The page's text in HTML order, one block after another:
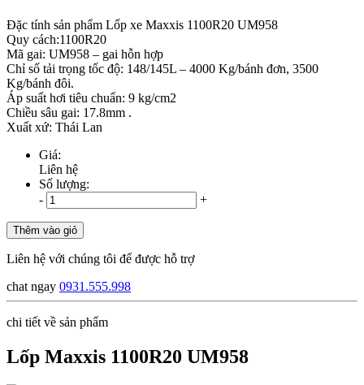
Đặc tính sản phẩm Lốp xe Maxxis 1100R20 UM958
Quy cách:1100R20
Mã gai: UM958 – gai hỗn hợp
Chỉ số tải trọng tốc độ: 148/145L – 4000 Kg/bánh đơn, 3500
Kg/bánh đôi.
Áp suất hơi tiêu chuẩn: 9 kg/cm2
Chiều sâu gai: 17.8mm .
Xuất xứ: Thái Lan
Giá:
Liên hệ
Số lượng:
-
+
Thêm vào giỏ
Liên hệ với chúng tôi để được hỗ trợ
chat ngay 0931.555.998
chi tiết về sản phẩm
Lốp Maxxis 1100R20 UM958